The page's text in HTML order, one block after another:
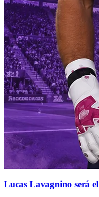
Lucas Lavagnino será